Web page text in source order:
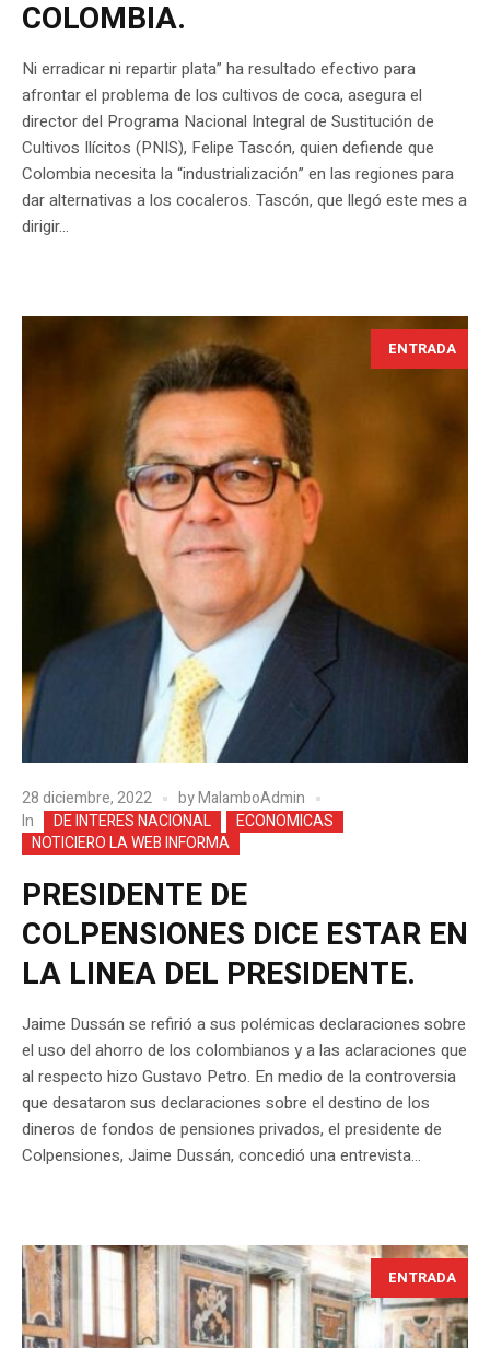
COLOMBIA.
Ni erradicar ni repartir plata” ha resultado efectivo para
afrontar el problema de los cultivos de coca, asegura el
director del Programa Nacional Integral de Sustitución de
Cultivos Ilícitos (PNIS), Felipe Tascón, quien defiende que
Colombia necesita la “industrialización” en las regiones para
dar alternativas a los cocaleros. Tascón, que llegó este mes a
dirigir...
ENTRADA
28 diciembre, 2022 byMalamboAdmin
In
DE INTERES NACIONAL
ECONOMICAS
NOTICIERO LA WEB INFORMA
PRESIDENTE DE
COLPENSIONES DICE ESTAR EN
LA LINEA DEL PRESIDENTE.
Jaime Dussán se refirió a sus polémicas declaraciones sobre
el uso del ahorro de los colombianos y a las aclaraciones que
al respecto hizo Gustavo Petro. En medio de la controversia
que desataron sus declaraciones sobre el destino de los
dineros de fondos de pensiones privados, el presidente de
Colpensiones, Jaime Dussán, concedió una entrevista...
ENTRADA